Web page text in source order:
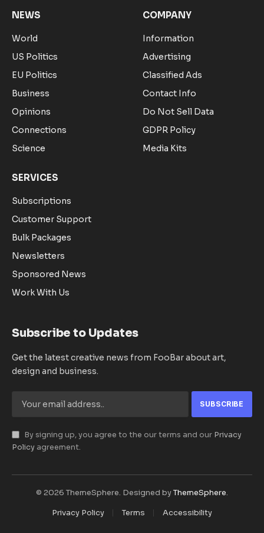
NEWS
World
US Politics
EU Politics
Business
Opinions
Connections
Science
COMPANY
Information
Advertising
Classified Ads
Contact Info
Do Not Sell Data
GDPR Policy
Media Kits
SERVICES
Subscriptions
Customer Support
Bulk Packages
Newsletters
Sponsored News
Work With Us
Subscribe to Updates
Get the latest creative news from FooBar about art,
design and business.
By signing up, you agree to the our terms and our Privacy
Policy agreement.
© 2026 ThemeSphere. Designed byThemeSphere.
Privacy Policy
Terms Accessibility